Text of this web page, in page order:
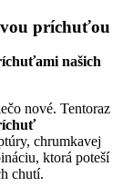
príchuťou
našich
nové. Tentoraz
chrumkavej
ktorá poteší
chutí.